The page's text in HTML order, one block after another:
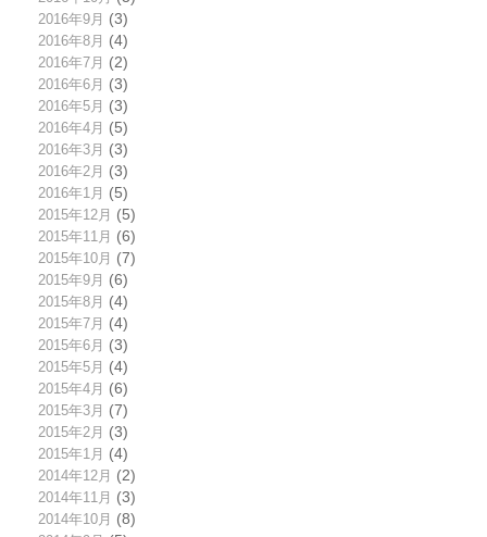
2016年9月 (3)
2016年8月 (4)
2016年7月 (2)
2016年6月 (3)
2016年5月 (3)
2016年4月 (5)
2016年3月 (3)
2016年2月 (3)
2016年1月 (5)
2015年12月 (5)
2015年11月 (6)
2015年10月 (7)
2015年9月 (6)
2015年8月 (4)
2015年7月 (4)
2015年6月 (3)
2015年5月 (4)
2015年4月 (6)
2015年3月 (7)
2015年2月 (3)
2015年1月 (4)
2014年12月 (2)
2014年11月 (3)
2014年10月 (8)